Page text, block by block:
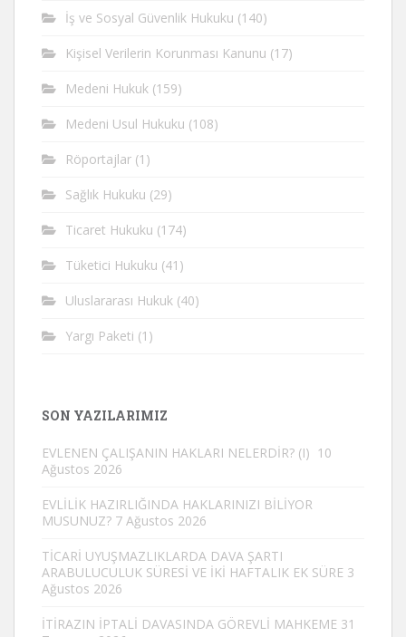
İş ve Sosyal Güvenlik Hukuku (140)
Kişisel Verilerin Korunması Kanunu (17)
Medeni Hukuk (159)
Medeni Usul Hukuku (108)
Röportajlar (1)
Sağlık Hukuku (29)
Ticaret Hukuku (174)
Tüketici Hukuku (41)
Uluslararası Hukuk (40)
Yargı Paketi (1)
SON YAZILARIMIZ
EVLENEN ÇALIŞANIN HAKLARI NELERDİR? (I) 10
Ağustos 2026
EVLİLİK HAZIRLIĞINDA HAKLARINIZI BİLİYOR
MUSUNUZ? 7 Ağustos 2026
TİCARİ UYUŞMAZLIKLARDA DAVA ŞARTI
ARABULUCULUK SÜRESİ VE İKİ HAFTALIK EK SÜRE 3
Ağustos 2026
İTİRAZIN İPTALİ DAVASINDA GÖREVLİ MAHKEME 31